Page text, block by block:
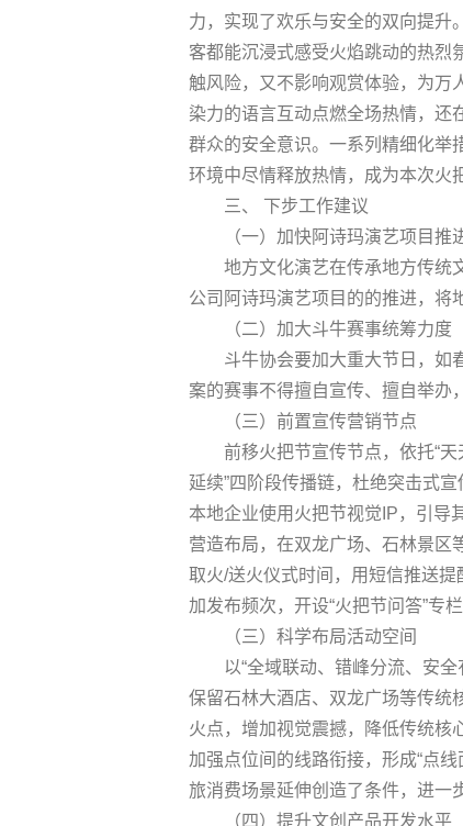
力，实现了欢乐与安全的双向提升
客都能沉浸式感受火焰跳动的热烈
触风险，又不影响观赏体验，为万
染力的语言互动点燃全场热情，还
群众的安全意识。一系列精细化举
环境中尽情释放热情，成为本次火
三、 下步工作建议
（一）加快阿诗玛演艺项目推
地方文化演艺在传承地方传统
公司阿诗玛演艺项目的的推进，将
（二）加大斗牛赛事统筹力度
斗牛协会要加大重大节日，如
案的赛事不得擅自宣传、擅自举办
（三）前置宣传营销节点
前移火把节宣传节点，依托“
延续”四阶段传播链，杜绝突击式
本地企业使用火把节视觉IP，引导
营造布局，在双龙广场、石林景区
取火/送火仪式时间，用短信推送
加发布频次，开设“火把节问答”专
（三）科学布局活动空间
以“全域联动、错峰分流、安
保留石林大酒店、双龙广场等传统
火点，增加视觉震撼，降低传统核
加强点位间的线路衔接，形成“点
旅消费场景延伸创造了条件，进一
（四）提升文创产品开发水平